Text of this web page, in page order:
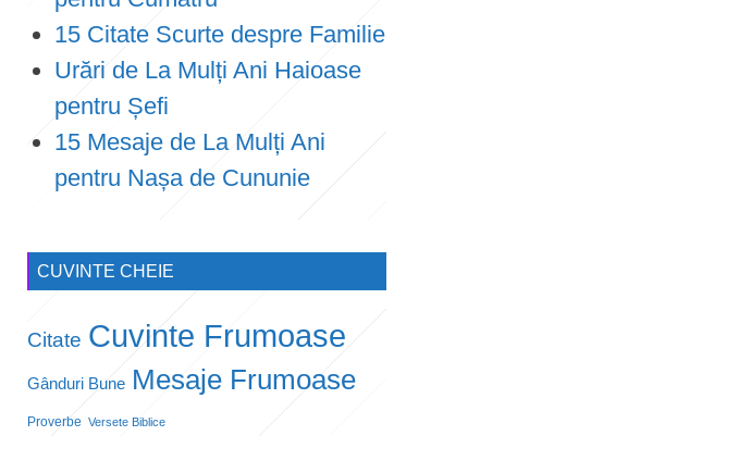
15 Citate Scurte despre Familie
Urări de La Mulți Ani Haioase
pentru Șefi
15 Mesaje de La Mulți Ani
pentru Nașa de Cununie
CUVINTE CHEIE
Citate Cuvinte Frumoase
Gânduri Bune Mesaje Frumoase
Proverbe Versete Biblice